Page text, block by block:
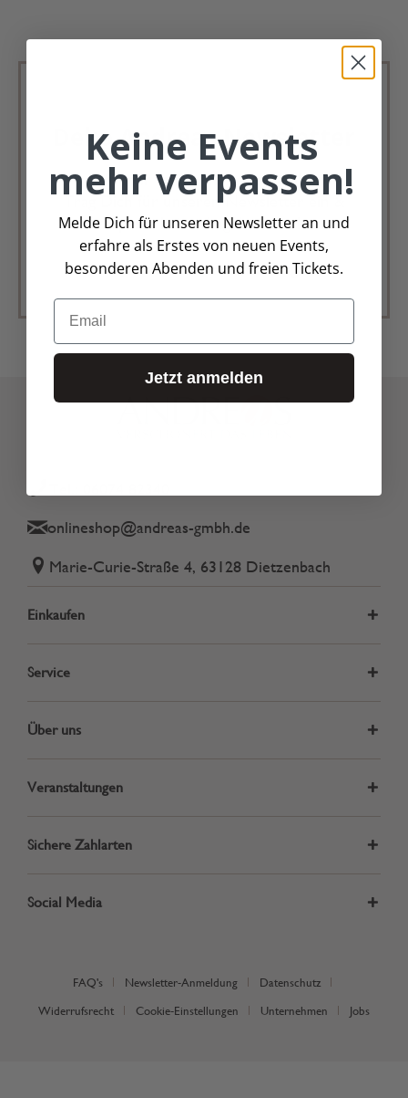
Deko Andreas Newsletter
Immer schön, immer aktuell.
Trag Dich für unseren Newsletter ein &
verpasse keine Angebote mehr
Zur Newsletter Anmeldung
onlineshop@andreas-gmbh.de
Marie-Curie-Straße 4, 63128 Dietzenbach
Einkaufen
Service
Über uns
Veranstaltungen
Sichere Zahlarten
Social Media
FAQ's Newsletter-Anmeldung Datenschutz
Widerrufsrecht Cookie-Einstellungen Unternehmen Jobs
Keine Events
mehr verpassen!
Melde Dich für unseren Newsletter an und
erfahre als Erstes von neuen Events,
besonderen Abenden und freien Tickets.
Email
Jetzt anmelden